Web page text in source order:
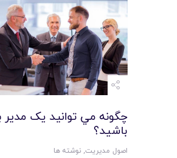
چگونه مي توانيد يک مدير
باشيد؟
اصول مدیریت,نوشته ها